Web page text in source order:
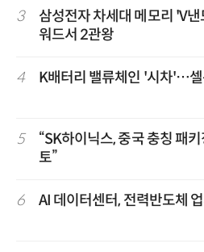
3
삼성전자 차세대 메모리 'V
워드서 2관왕
4 K배터리 밸류체인 '시차'…셀
5
“SK하이닉스, 중국 충칭 패
토”
6 AI 데이터센터, 전력반도체